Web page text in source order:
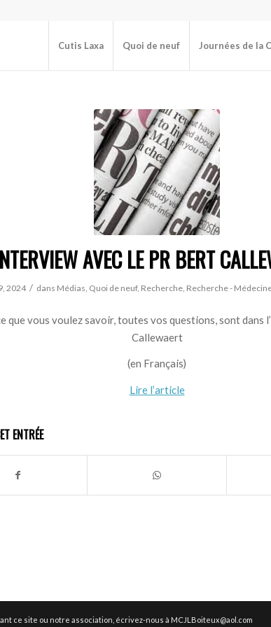
Cutis Laxa Quoi de neuf Journées de la
AVEC LE PR BERT
2024 / dans Médias, Quoi de neuf, Recherche, Recherche -
que vous voulez savoir, toutes vos questions, sont dans
Callewaert
(en Français)
Lire l’article
ENTRÉE
ce site ou notre association, écrivez-nous à MCJLBoiteux@aol.com